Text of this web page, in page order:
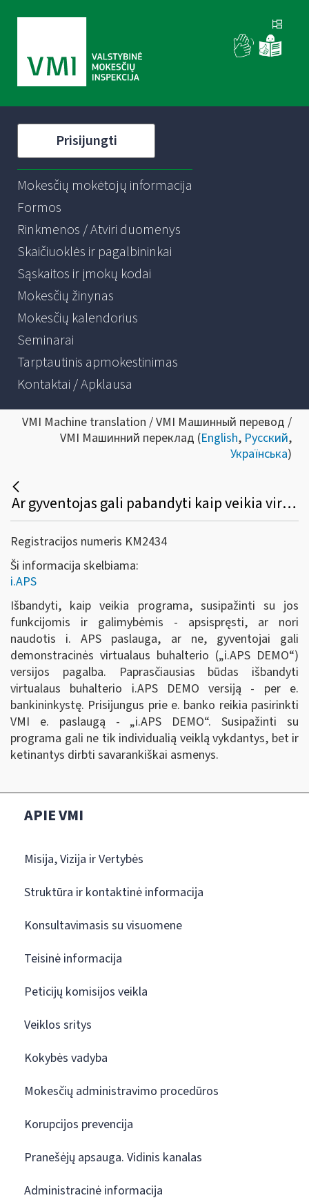
Prisijungti
Mokesčių mokėtojų informacija
Formos
Rinkmenos / Atviri duomenys
Skaičiuoklės ir pagalbininkai
Sąskaitos ir įmokų kodai
Mokesčių žinynas
Mokesčių kalendorius
Seminarai
Tarptautinis apmokestinimas
Kontaktai / Apklausa
VMI Machine translation / VMI Машинный перевод /
VMI Машинний переклад (English, Русский,
Українська)
Ar gyventojas gali pabandyti kaip veikia virtualus buhalteris (i.APS)?
Registracijos numeris KM2434
Ši informacija skelbiama:
i.APS
Išbandyti, kaip veikia programa, susipažinti su jos
funkcijomis ir galimybėmis - apsispręsti, ar nori
naudotis i. APS paslauga, ar ne, gyventojai gali
demonstracinės virtualaus buhalterio („i.APS DEMO“)
versijos pagalba. Paprasčiausias būdas išbandyti
virtualaus buhalterio i.APS DEMO versiją - per e.
bankininkystę. Prisijungus prie e. banko reikia pasirinkti
VMI e. paslaugą - „i.APS DEMO“. Susipažinti su
programa gali ne tik individualią veiklą vykdantys, bet ir
ketinantys dirbti savarankiškai asmenys.
APIE VMI
Misija, Vizija ir Vertybės
Struktūra ir kontaktinė informacija
Konsultavimasis su visuomene
Teisinė informacija
Peticijų komisijos veikla
Veiklos sritys
Kokybės vadyba
Mokesčių administravimo procedūros
Korupcijos prevencija
Pranešėjų apsauga. Vidinis kanalas
Administracinė informacija